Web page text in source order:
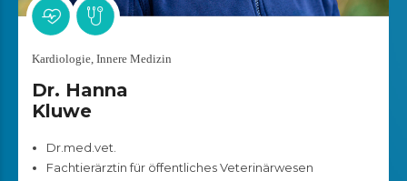
Kardiologie, Innere Medizin
Dr. Hanna
Kluwe
Dr.med.vet.
Fachtierärztin für öffentliches Veterinärwesen